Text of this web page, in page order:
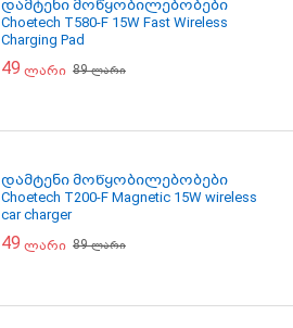
დამტენი მოწყობილებობები
Choetech T580-F 15W Fast Wireless
Charging Pad
49 ლარი 89ლარი
დამტენი მოწყობილებობები
Choetech T200-F Magnetic 15W wireless
car charger
49 ლარი 89ლარი